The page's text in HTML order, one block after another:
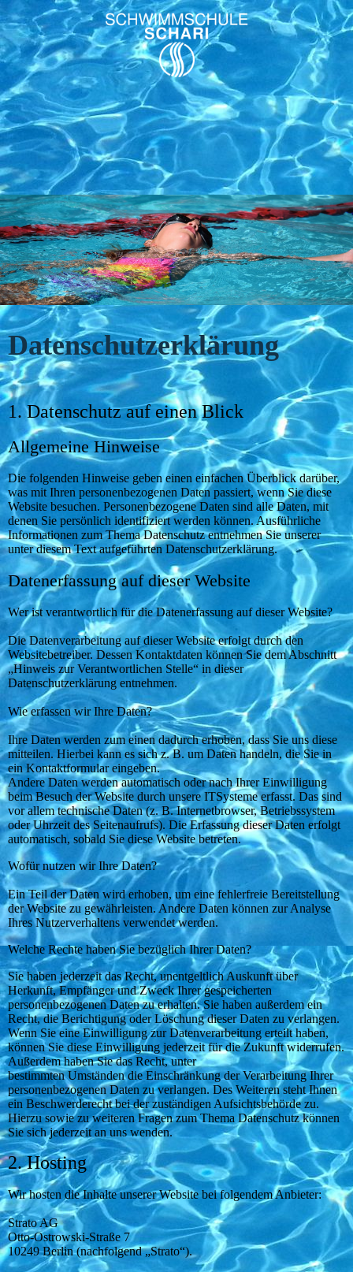
.
.
Datenschutzerklärung
1. Datenschutz auf einen Blick
Allgemeine Hinweise
Die folgenden Hinweise geben einen einfachen Überblick darüber,
was mit Ihren personenbezogenen Daten passiert, wenn Sie diese
Website besuchen. Personenbezogene Daten sind alle Daten, mit
denen Sie persönlich identifiziert werden können. Ausführliche
Informationen zum Thema Datenschutz entnehmen Sie unserer
unter diesem Text aufgeführten Datenschutzerklärung.
Datenerfassung auf dieser Website
Wer ist verantwortlich für die Datenerfassung auf dieser Website?
Die Datenverarbeitung auf dieser Website erfolgt durch den
Websitebetreiber. Dessen Kontaktdaten können Sie dem Abschnitt
„Hinweis zur Verantwortlichen Stelle“ in dieser
Datenschutzerklärung entnehmen.
Wie erfassen wir Ihre Daten?
Ihre Daten werden zum einen dadurch erhoben, dass Sie uns diese
mitteilen. Hierbei kann es sich z. B. um Daten handeln, die Sie in
ein Kontaktformular eingeben.
Andere Daten werden automatisch oder nach Ihrer Einwilligung
beim Besuch der Website durch unsere ITSysteme erfasst. Das sind
vor allem technische Daten (z. B. Internetbrowser, Betriebssystem
oder Uhrzeit des Seitenaufrufs). Die Erfassung dieser Daten erfolgt
automatisch, sobald Sie diese Website betreten.
Wofür nutzen wir Ihre Daten?
Ein Teil der Daten wird erhoben, um eine fehlerfreie Bereitstellung
der Website zu gewährleisten. Andere Daten können zur Analyse
Ihres Nutzerverhaltens verwendet werden.
Welche Rechte haben Sie bezüglich Ihrer Daten?
Sie haben jederzeit das Recht, unentgeltlich Auskunft über
Herkunft, Empfänger und Zweck Ihrer gespeicherten
personenbezogenen Daten zu erhalten. Sie haben außerdem ein
Recht, die Berichtigung oder Löschung dieser Daten zu verlangen.
Wenn Sie eine Einwilligung zur Datenverarbeitung erteilt haben,
können Sie diese Einwilligung jederzeit für die Zukunft widerrufen.
Außerdem haben Sie das Recht, unter
bestimmten Umständen die Einschränkung der Verarbeitung Ihrer
personenbezogenen Daten zu verlangen. Des Weiteren steht Ihnen
ein Beschwerderecht bei der zuständigen Aufsichtsbehörde zu.
Hierzu sowie zu weiteren Fragen zum Thema Datenschutz können
Sie sich jederzeit an uns wenden.
2. Hosting
Wir hosten die Inhalte unserer Website bei folgendem Anbieter:
Strato AG
Otto-Ostrowski-Straße 7
10249 Berlin (nachfolgend „Strato“).